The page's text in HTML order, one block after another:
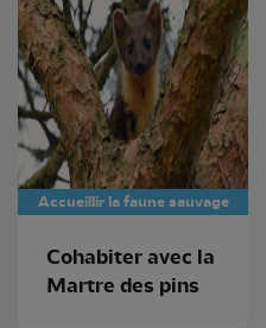
Accueillir la faune sauvage
Cohabiter avec la
Martre des pins